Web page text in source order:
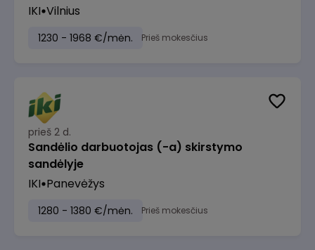
IKI Vilnius
1230 - 1968 €/mėn. Prieš mokesčius
prieš 2 d.
Sandėlio darbuotojas (-a) skirstymo
sandėlyje
IKI Panevėžys
1280 - 1380 €/mėn. Prieš mokesčius